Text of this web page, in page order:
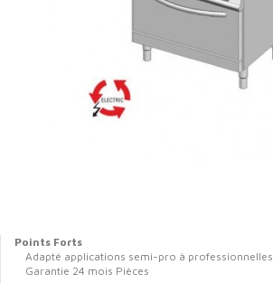
Points Forts
Adapté applications semi-pro à professionnelles
Garantie 24 mois Pièces